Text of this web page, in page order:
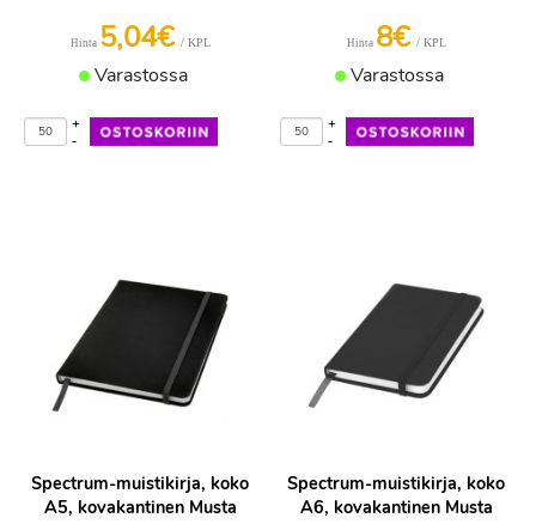
Hinta 5,04€ / KPL
Varastossa
-
+
Hinta 8€ / KPL
Varastossa
-
+
Spectrum-muistikirja, koko
A5, kovakantinen Musta
Spectrum-muistikirja, koko
A6, kovakantinen Musta